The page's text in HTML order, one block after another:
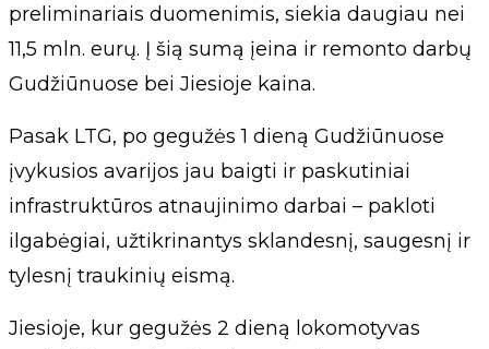
preliminariais duomenimis, siekia daugiau nei
11,5 mln. eurų. Į šią sumą įeina ir remonto darbų
Gudžiūnuose bei Jiesioje kaina.
Pasak LTG, po gegužės 1 dieną Gudžiūnuose
įvykusios avarijos jau baigti ir paskutiniai
infrastruktūros atnaujinimo darbai – pakloti
ilgabėgiai, užtikrinantys sklandesnį, saugesnį ir
tylesnį traukinių eismą.
Jiesioje, kur gegužės 2 dieną lokomotyvas